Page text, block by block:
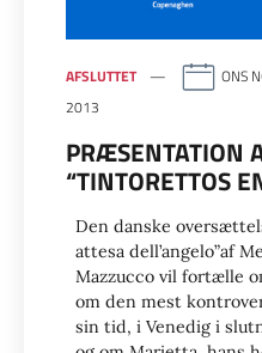
AFSLUTTET ONS
2013
PRÆSENTATION
“TINTORETTOS
Den danske
attesa dell’angelo”af
Mazzucco vil fortælle
om den mest
sin tid, i Venedig i